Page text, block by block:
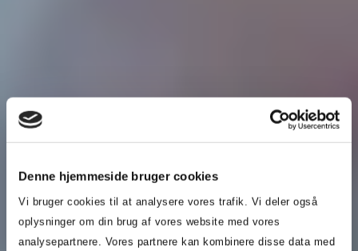
Denne hjemmeside bruger cookies
Vi bruger cookies til at analysere vores trafik. Vi deler også
oplysninger om din brug af vores website med vores
analysepartnere. Vores partnere kan kombinere disse data med